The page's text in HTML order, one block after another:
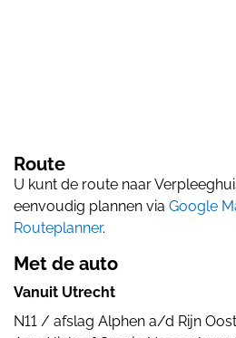
Route
U kunt de route naar
eenvoudig plannen via Google
Routeplanner.
Met de auto
Vanuit Utrecht
N11 / afslag Alphen a/d Rijn